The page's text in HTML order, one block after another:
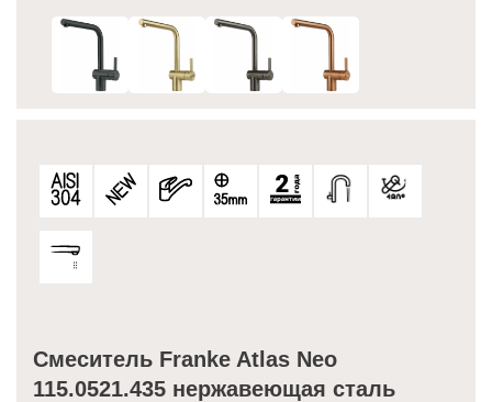
Смеситель Franke Atlas Neo
115.0521.435 нержавеющая сталь